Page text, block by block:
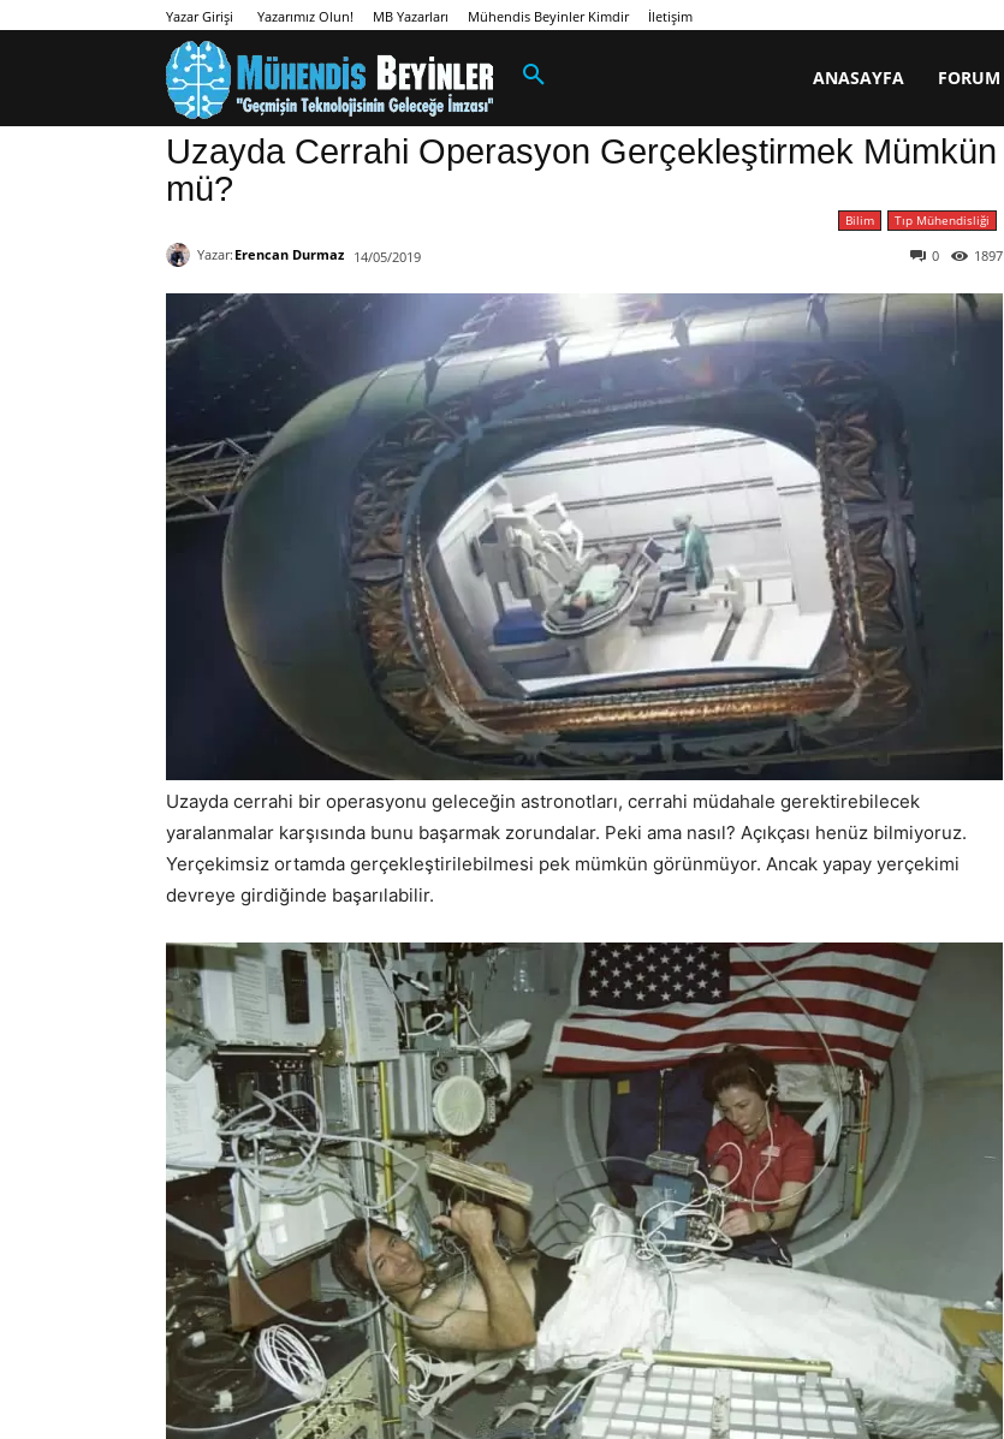
Yazar Girişi Yazarımız Olun! MB Yazarları Mühendis Beyinler Kimdir İletişim
ANASAYFA FORUM
Uzayda Cerrahi Operasyon Gerçekleştirmek Mümkün
mü?
Bilim Tıp Mühendisliği
Yazar: Erencan Durmaz 14/05/2019 1897
0
Uzayda cerrahi bir operasyonu geleceğin astronotları, cerrahi müdahale gerektirebilecek
yaralanmalar karşısında bunu başarmak zorundalar. Peki ama nasıl? Açıkçası henüz bilmiyoruz.
Yerçekimsiz ortamda gerçekleştirilebilmesi pek mümkün görünmüyor. Ancak yapay yerçekimi
devreye girdiğinde başarılabilir.